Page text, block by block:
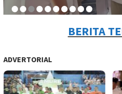
BERITA
ADVERTORIAL